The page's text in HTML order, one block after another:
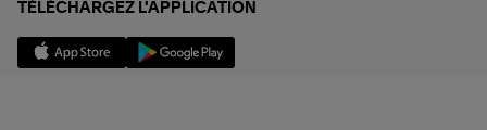
TÉLÉCHARGEZ L'APPLICATION